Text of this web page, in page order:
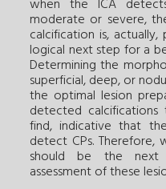
when the ICA
moderate or severe,
calcification is,
logical next step for a
Determining the
superficial, deep, or
the optimal lesion
detected
find, indicative that
detect CPs. Therefore,
should be the next
assessment of these